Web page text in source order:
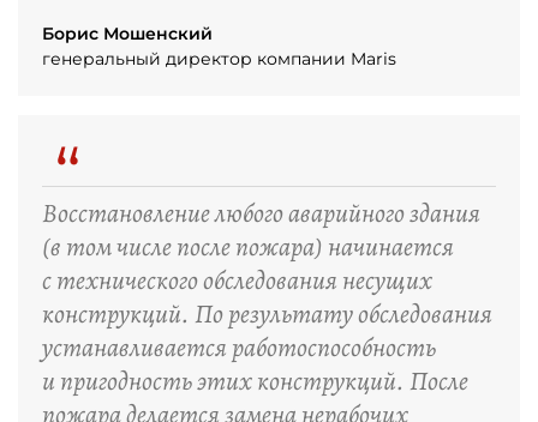
Борис Мошенский
генеральный директор компании Maris
“
Восстановление любого аварийного здания
(в том числе после пожара) начинается
с технического обследования несущих
конструкций. По результату обследования
устанавливается работоспособность
и пригодность этих конструкций. После
пожара делается замена нерабочих